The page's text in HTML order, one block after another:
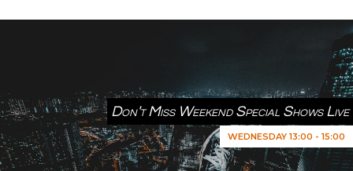
WEDNESDAY 13:00 - 15:00
Don't Miss Weekend Special Shows Live